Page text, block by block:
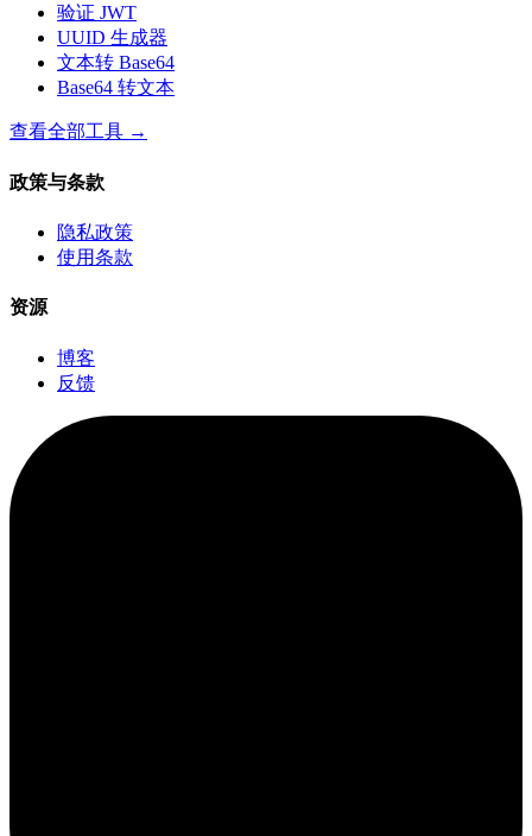
验证 JWT
UUID 生成器
文本转 Base64
Base64 转文本
查看全部工具 →
政策与条款
隐私政策
使用条款
资源
博客
反馈